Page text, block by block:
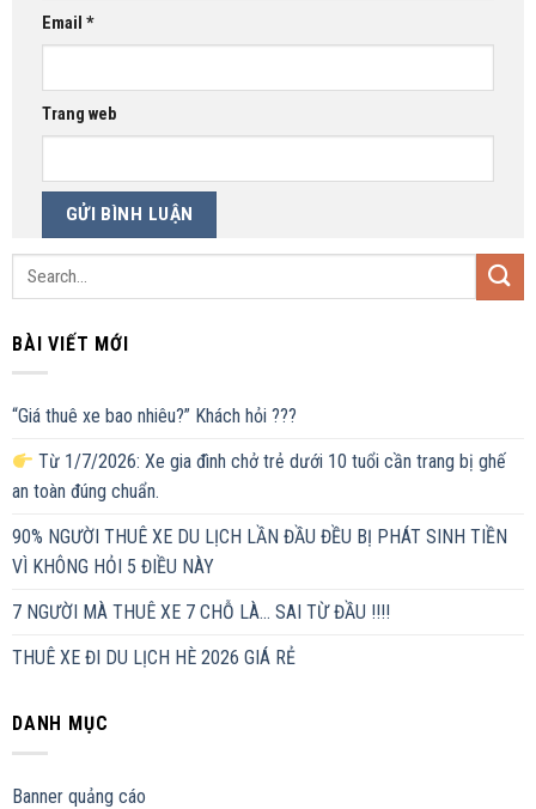
Email *
Trang web
BÀI VIẾT MỚI
“Giá thuê xe bao nhiêu?” Khách hỏi ???
Từ 1/7/2026: Xe gia đình chở trẻ dưới 10 tuổi cần trang bị ghế
an toàn đúng chuẩn.
90% NGƯỜI THUÊ XE DU LỊCH LẦN ĐẦU ĐỀU BỊ PHÁT SINH TIỀN
VÌ KHÔNG HỎI 5 ĐIỀU NÀY
7 NGƯỜI MÀ THUÊ XE 7 CHỖ LÀ… SAI TỪ ĐẦU !!!!
THUÊ XE ĐI DU LỊCH HÈ 2026 GIÁ RẺ
DANH MỤC
Banner quảng cáo